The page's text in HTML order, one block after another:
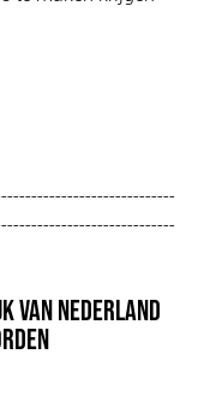
VAN NEDERLAND